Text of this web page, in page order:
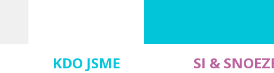
KDO JSME SI &